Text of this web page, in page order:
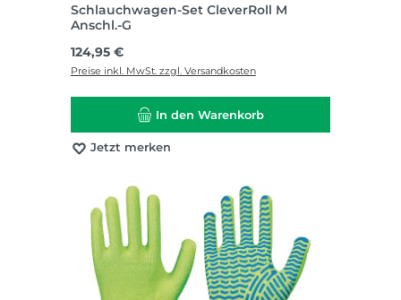
Schlauchwagen-Set CleverRoll M
Anschl.-G
Regulärer Preis:
124,95 €
Preise inkl. MwSt. zzgl. Versandkosten
In den Warenkorb
Jetzt merken